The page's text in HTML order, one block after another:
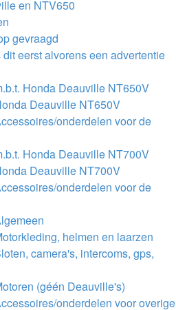
en NTV650
gevraagd
eerst alvorens een advertentie
Honda Deauville NT650V
Deauville NT650V
onderdelen voor de
Honda Deauville NT700V
Deauville NT700V
onderdelen voor de
helmen en laarzen
camera's, intercoms, gps,
(géén Deauville's)
onderdelen voor overige